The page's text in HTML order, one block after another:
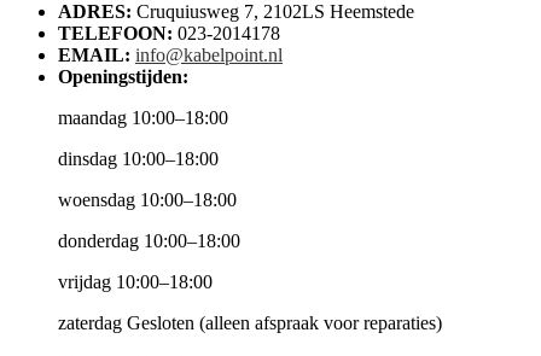
ADRES: Cruquiusweg 7, 2102LS Heemstede
TELEFOON: 023-2014178
EMAIL: info@kabelpoint.nl
Openingstijden:
maandag 10:00–18:00
dinsdag 10:00–18:00
woensdag 10:00–18:00
donderdag 10:00–18:00
vrijdag 10:00–18:00
zaterdag Gesloten (alleen afspraak voor reparaties)